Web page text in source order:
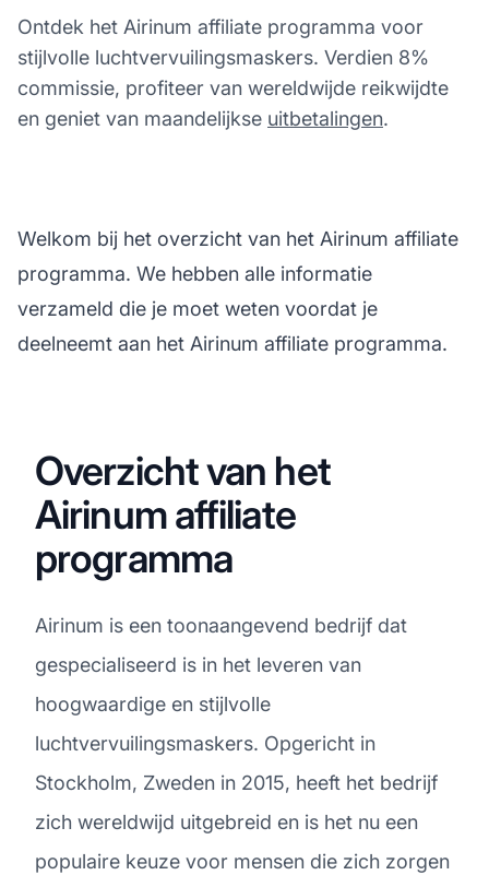
Ontdek het Airinum affiliate programma voor
stijlvolle luchtvervuilingsmaskers. Verdien 8%
commissie, profiteer van wereldwijde reikwijdte
en geniet van maandelijkse uitbetalingen.
Welkom bij het overzicht van het Airinum affiliate
programma. We hebben alle informatie
verzameld die je moet weten voordat je
deelneemt aan het Airinum affiliate programma.
Overzicht van het
Airinum affiliate
programma
Airinum is een toonaangevend bedrijf dat
gespecialiseerd is in het leveren van
hoogwaardige en stijlvolle
luchtvervuilingsmaskers. Opgericht in
Stockholm, Zweden in 2015, heeft het bedrijf
zich wereldwijd uitgebreid en is het nu een
populaire keuze voor mensen die zich zorgen